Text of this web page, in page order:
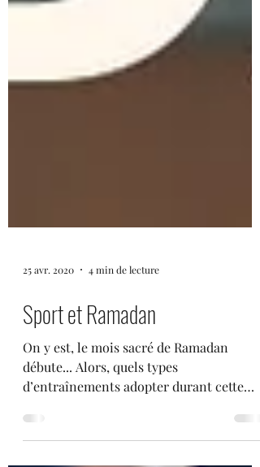
25 avr. 2020 4 min de lecture
Sport et Ramadan
On y est, le mois sacré de Ramadan
d’entraînements adopter durant cette
période ? Comment t’alimenter et...